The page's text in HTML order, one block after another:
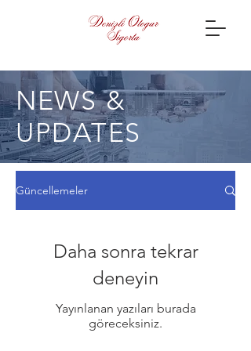
NEWS &
UPDATES
Güncellemeler
Daha sonra tekrar
deneyin
Yayınlanan yazıları burada
göreceksiniz.